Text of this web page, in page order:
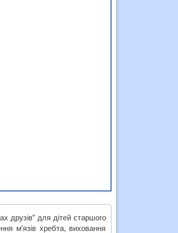
друзів” для дітей старшого
м’язів хребта, виховання